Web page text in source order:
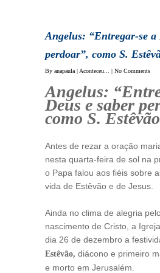
Angelus: “Entregar-se a
perdoar”, como S.
By anapaula | Aconteceu... | No Comments
Angelus:
Deus e saber
como S. Estêvão
Antes de rezar a oração
nesta quarta-feira de sol na
o Papa falou aos fiéis sobre
vida de Estêvão e de Jesus.
Ainda no clima de alegria
nascimento de Cristo, a
dia 26 de dezembro a
Estêvão, diácono e primeiro
e morto em Jerusalém.